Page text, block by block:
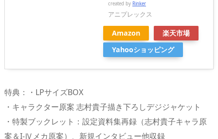
created by Rinker
アニプレックス
Amazon
楽天市場
Yahooショッピング
特典：・LPサイズBOX
・キャラクター原案 志村貴子描き下ろしデジジャケット
・特製ブックレット：設定資料集再録（志村貴子キャラ原
案＆I-Ⅳメカ原案）、新規インタビュー他収録